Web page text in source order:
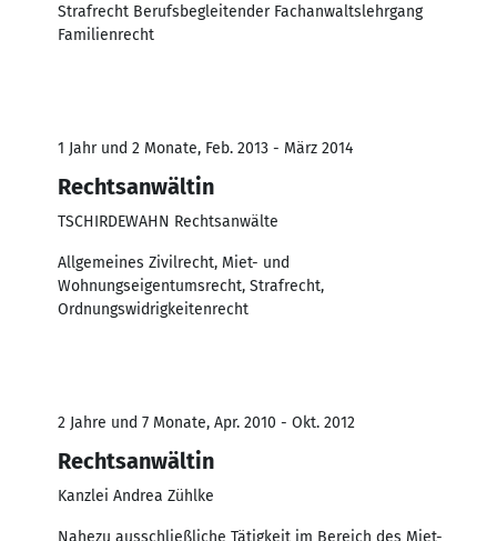
Strafrecht Berufsbegleitender Fachanwaltslehrgang
Familienrecht
1 Jahr und 2 Monate, Feb. 2013 - März 2014
Rechtsanwältin
TSCHIRDEWAHN Rechtsanwälte
Allgemeines Zivilrecht, Miet- und
Wohnungseigentumsrecht, Strafrecht,
Ordnungswidrigkeitenrecht
2 Jahre und 7 Monate, Apr. 2010 - Okt. 2012
Rechtsanwältin
Kanzlei Andrea Zühlke
Nahezu ausschließliche Tätigkeit im Bereich des Miet-